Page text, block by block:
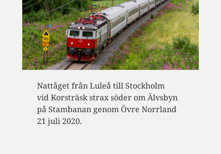
Nattåget från Luleå till Stockholm
vid Korsträsk strax söder om Älvsbyn
på Stambanan genom Övre Norrland
21 juli 2020.